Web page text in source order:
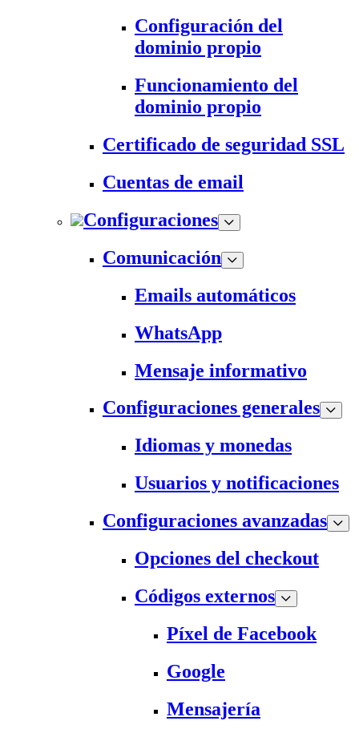
Configuración del
dominio propio
Funcionamiento del
dominio propio
Certificado de seguridad SSL
Cuentas de email
Configuraciones
Comunicación
Emails automáticos
WhatsApp
Mensaje informativo
Configuraciones generales
Idiomas y monedas
Usuarios y notificaciones
Configuraciones avanzadas
Opciones del checkout
Códigos externos
Píxel de Facebook
Google
Mensajería